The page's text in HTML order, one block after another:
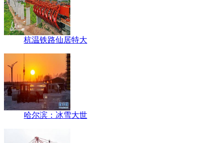
杭温铁路仙居特大
哈尔滨：冰雪大世